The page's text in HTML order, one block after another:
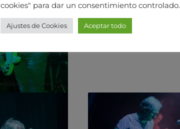
cookies" para dar un consentimiento controlado.
Ajustes de Cookies Aceptar todo